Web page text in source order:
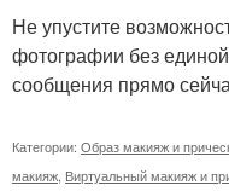
Не упустите
фотографии без
сообщения прямо
Категории: Образ макияж и
макияж Виртуальный макияж и